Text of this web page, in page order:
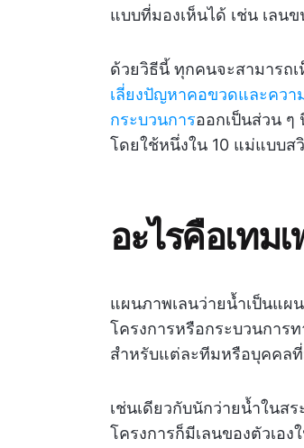
แบบที่มองเห็นได้ เช่น เลน
ด้วยวิธีนี้ ทุกคนจะสามารถ
เลี่ยงปัญหาคอขวดและคว
กระบวนการออกเป็นส่วน ๆ
โดยใช้หนึ่งใน 10 แม่แบบส
อะไรคือเทม
แผนภาพเลนว่ายน้ำเป็นแผ
โครงการหรือกระบวนการ
สำหรับแต่ละทีมหรือบุคคลที่
เช่นเดียวกับนักว่ายน้ำในส
โครงการก็มีเลนของตัวเอ